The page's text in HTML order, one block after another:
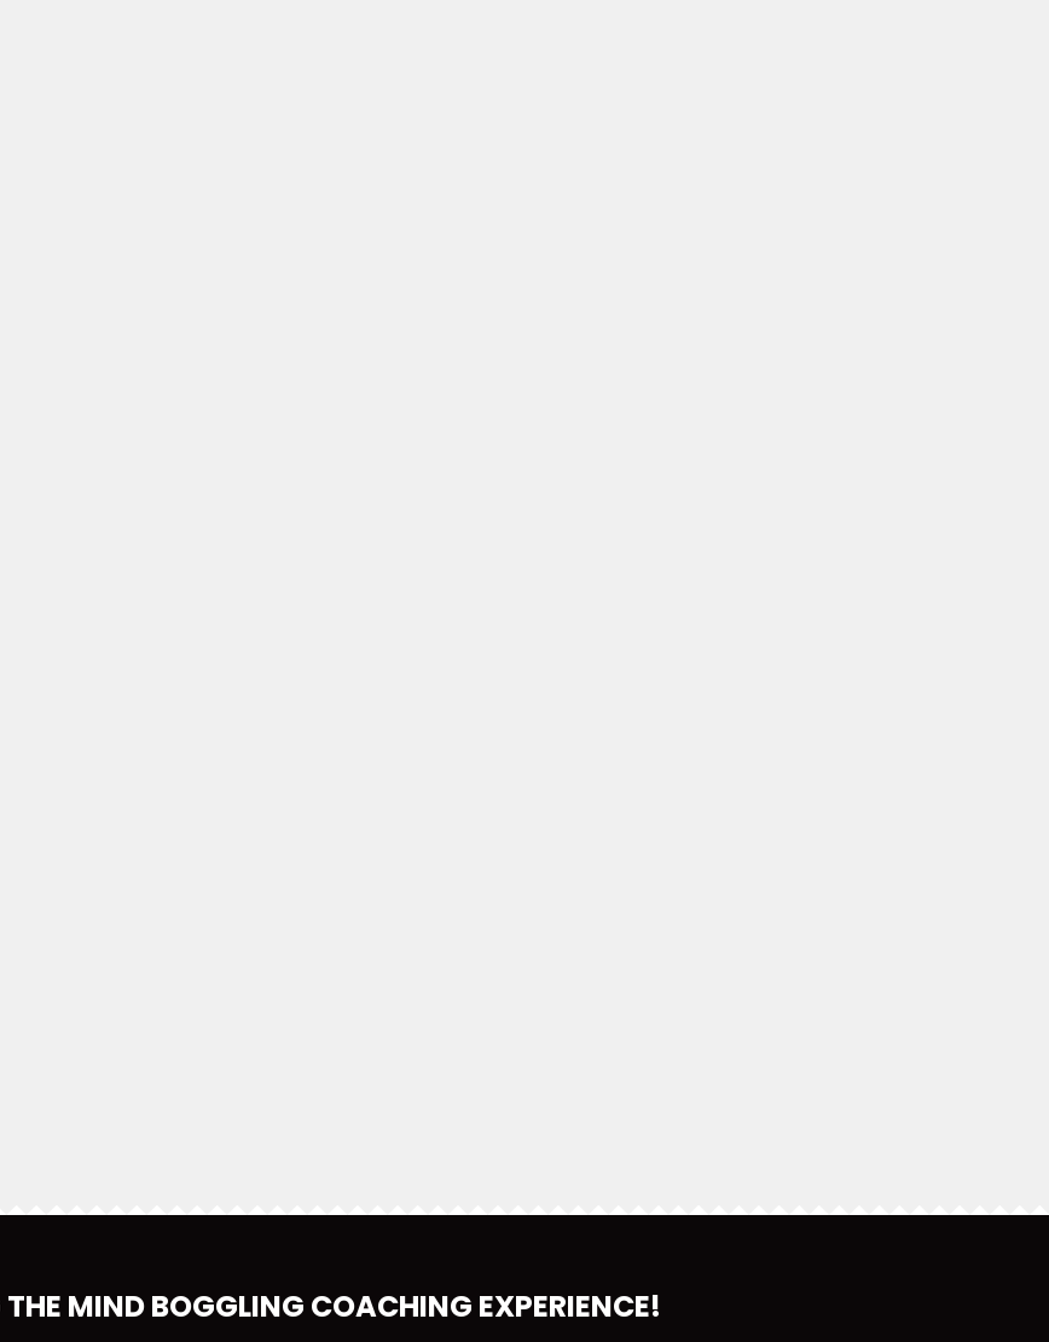
MIND BOGGLING COACHING EXPERIENCE!